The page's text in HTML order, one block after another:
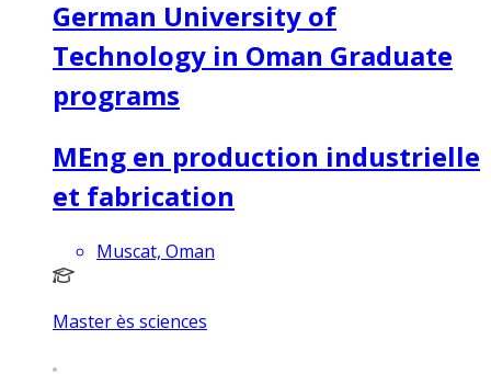
German University of
Technology in Oman Graduate
programs
MEng en production industrielle
et fabrication
Muscat, Oman
Master ès sciences